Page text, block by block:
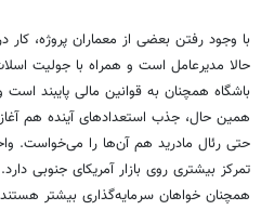
با وجود رفتن بعضی از معماران پروژه، کار
حالا مدیرعامل است و همراه با جولیت
باشگاه همچنان به قوانین مالی پایبند
همین حال، جذب استعدادهای آینده هم
حتی رئال مادرید هم آن‌ها را می‌خواست.
تمرکز بیشتری روی بازار آمریکای جنوبی
همچنان خواهان سرمایه‌گذاری بیشتر